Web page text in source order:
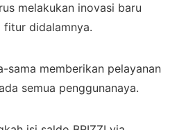
melakukan inovasi baru
fitur didalamnya.
sama memberikan pelayanan
semua penggunanaya.